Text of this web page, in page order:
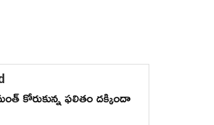
కోరుకున్న ఫలితం దక్కిందా